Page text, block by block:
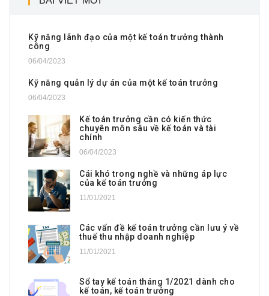
Kỹ năng lãnh đạo của một kế toán trưởng thành
công
06/04/2023
Kỹ năng quản lý dự án của một kế toán trưởng
06/04/2023
Kế toán trưởng cần có kiến thức
chuyên môn sâu về kế toán và tài
chính
06/04/2023
Cái khó trong nghề và những áp lực
của kế toán trưởng
11/01/2021
Các vấn đề kế toán trưởng cần lưu ý về
thuế thu nhập doanh nghiệp
11/01/2021
Sổ tay kế toán tháng 1/2021 dành cho
kế toán, kế toán trưởng